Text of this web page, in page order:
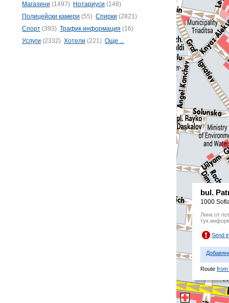
Магазини (1497) Нотариуси (148)
Полицейски камери (55) Спирки (2821)
Спорт (393) Трафик информация (16)
Услуги (2332) Хотели (221) Още ...
bul.
1000
Линк от
тук
Send
Route from